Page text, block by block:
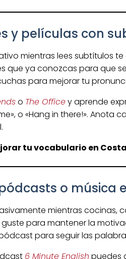
y películas con
mientras lees subtítulos
que ya conozcas para que
para mejorar tu
o The Officey aprende
o «Hang in there!». Anota
tu vocabulario en
o música
mientras cocinas,
para mantener la
para seguir las
6 Minute English puedes